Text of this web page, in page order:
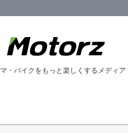
・バイクをもっと楽しくするメディア